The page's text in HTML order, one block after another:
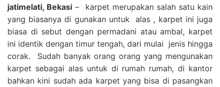
jatimelati, Bekasi – karpet merupakan salah satu kain
yang biasanya di gunakan untuk alas , karpet ini juga
biasa di sebut dengan permadani atau ambal, karpet
ini identik dengan timur tengah, dari mulai jenis hingga
corak. Sudah banyak orang orang yang mengunakan
karpet sebagai alas untuk di rumah rumah, di kantor
bahkan kini sudah ada karpet yang bisa di pasangkan